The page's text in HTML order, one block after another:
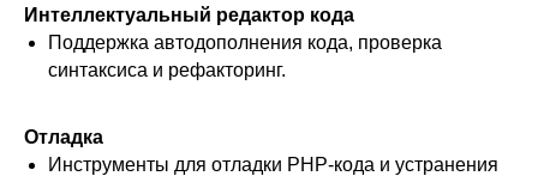
Интеллектуальный редактор кода
Поддержка автодополнения кода, проверка
синтаксиса и рефакторинг.
Отладка
Инструменты для отладки PHP-кода и устранения